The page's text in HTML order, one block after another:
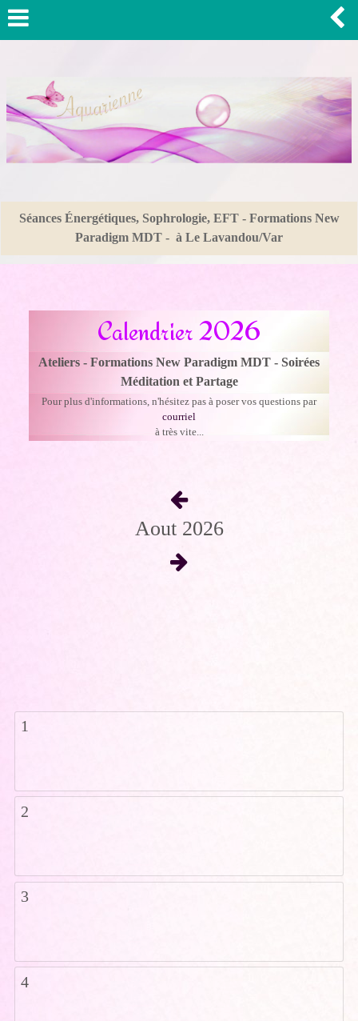
Séances Énergétiques, Sophrologie, EFT - Formations New
Paradigm MDT - à Le Lavandou/Var
Calendrier 2026
Ateliers - Formations New Paradigm MDT - Soirées
Méditation et Partage
Pour plus d'informations, n'hésitez pas à poser vos questions par
courriel
à très vite...
Aout 2026
1
2
3
4